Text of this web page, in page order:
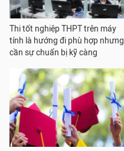
Thi tốt nghiệp THPT trên máy
tính là hướng đi phù hợp nhưng
cần sự chuẩn bị kỹ càng